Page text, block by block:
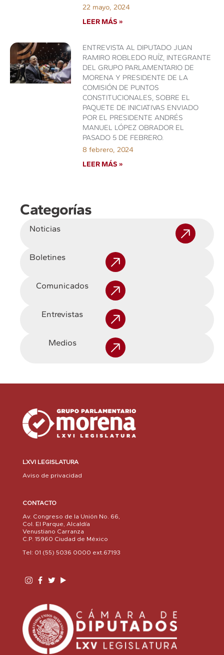
22 mayo, 2024
LEER MÁS »
ENTREVISTA AL DIPUTADO JUAN
RAMIRO ROBLEDO RUÍZ, INTEGRANTE
DEL GRUPO PARLAMENTARIO DE
MORENA Y PRESIDENTE DE LA
COMISIÓN DE PUNTOS
CONSTITUCIONALES, SOBRE EL
PAQUETE DE INICIATIVAS ENVIADO
POR EL PRESIDENTE ANDRÉS
MANUEL LÓPEZ OBRADOR EL
PASADO 5 DE FEBRERO.
8 febrero, 2024
LEER MÁS »
Categorías
Noticias
Boletines
Comunicados
Entrevistas
Medios
LXVI LEGISLATURA
Aviso de privacidad
CONTACTO
Av. Congreso de la Unión No. 66,
Col. El Parque, Alcaldía
Venustiano Carranza
C.P. 15960 Ciudad de México
Tel: 01 (55) 5036 0000 ext.67193